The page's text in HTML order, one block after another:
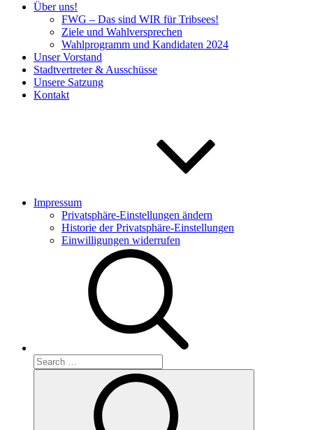
Über uns!
FWG – Das sind WIR für Tribsees!
Ziele und Wahlversprechen
Wahlprogramm und Kandidaten 2024
Unser Vorstand
Stadtvertreter & Ausschüsse
Unsere Satzung
Kontakt
Impressum
Privatsphäre-Einstellungen ändern
Historie der Privatsphäre-Einstellungen
Einwilligungen widerrufen
Search
for: